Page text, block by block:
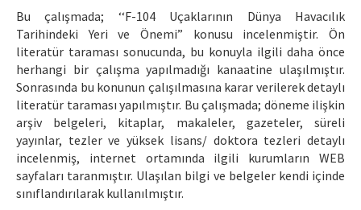
Bu çalışmada; ‘‘F-104 Uçaklarının Dünya Havacılık
Tarihindeki Yeri ve Önemi” konusu incelenmiştir. Ön
literatür taraması sonucunda, bu konuyla ilgili daha önce
herhangi bir çalışma yapılmadığı kanaatine ulaşılmıştır.
Sonrasında bu konunun çalışılmasına karar verilerek detaylı
literatür taraması yapılmıştır. Bu çalışmada; döneme ilişkin
arşiv belgeleri, kitaplar, makaleler, gazeteler, süreli
yayınlar, tezler ve yüksek lisans/ doktora tezleri detaylı
incelenmiş, internet ortamında ilgili kurumların WEB
sayfaları taranmıştır. Ulaşılan bilgi ve belgeler kendi içinde
sınıflandırılarak kullanılmıştır.